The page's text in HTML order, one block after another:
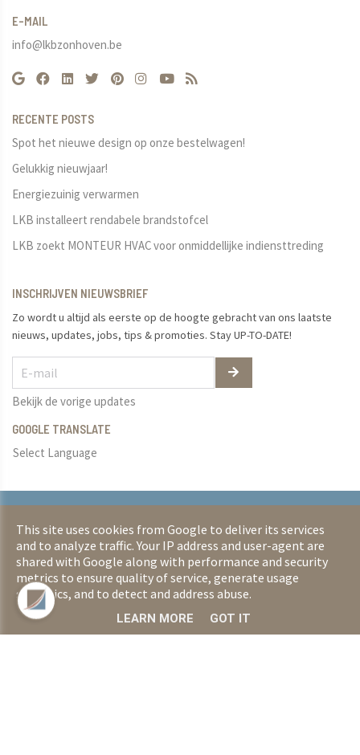
E-MAIL
info@lkbzonhoven.be
RECENTE POSTS
Spot het nieuwe design op onze bestelwagen!
Gelukkig nieuwjaar!
Energiezuinig verwarmen
LKB installeert rendabele brandstofcel
LKB zoekt MONTEUR HVAC voor onmiddellijke indiensttreding
INSCHRIJVEN NIEUWSBRIEF
Zo wordt u altijd als eerste op de hoogte gebracht van ons laatste
nieuws, updates, jobs, tips & promoties. Stay UP-TO-DATE!
Bekijk de vorige updates
GOOGLE TRANSLATE
Select Language
|Privacy & Cookies| UP-TO-DATE WebDesign
This site uses cookies from Google to deliver its services
and to analyze traffic. Your IP address and user-agent are
shared with Google along with performance and security
metrics to ensure quality of service, generate usage
statistics, and to detect and address abuse.
LEARN MORE GOT IT